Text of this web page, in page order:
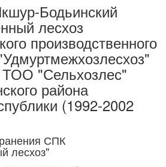
Бодьинский
лесхоз
производственного
ТОО "Сельхозлес"
района
(1992-2002
СПК
лесхоз"